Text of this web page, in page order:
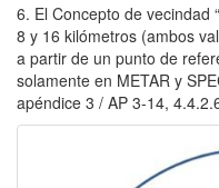
6. El Concepto de vecindad
8 y 16 kilómetros (ambos
a partir de un punto de
solamente en METAR y
apéndice 3 / AP 3-14,